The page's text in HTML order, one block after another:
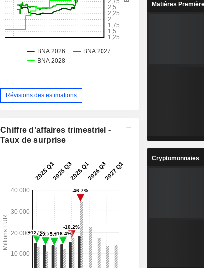
Révisions des estimations
Chiffre d'affaires trimestriel -
Taux de surprise
Matières
Cryptomonnaies